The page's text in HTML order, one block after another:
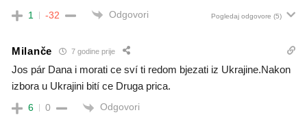
1 -32 Odgovori Pogledaj odgovore (5)
Milanče 7 godine prije
Jos pár Dana i morati ce sví ti redom bjezati iz Ukrajine.Nakon
izbora u Ukrajini bití ce Druga prica.
6 0 Odgovori